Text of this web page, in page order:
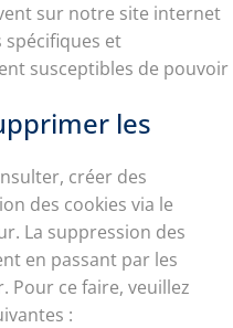
sur notre site internet
spécifiques et
susceptibles de pouvoir
les
créer des
des cookies via le
La suppression des
en passant par les
Pour ce faire, veuillez
: